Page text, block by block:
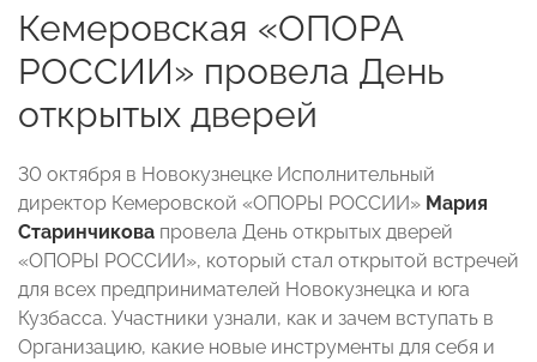
Кемеровская «ОПОРА
РОССИИ» провела День
открытых дверей
30 октября в Новокузнецке Исполнительный
директор Кемеровской «ОПОРЫ РОССИИ» Мария
Старинчикова провела День открытых дверей
«ОПОРЫ РОССИИ», который стал открытой встречей
для всех предпринимателей Новокузнецка и юга
Кузбасса. Участники узнали, как и зачем вступать в
Организацию, какие новые инструменты для себя и